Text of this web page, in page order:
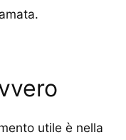
utile è nella